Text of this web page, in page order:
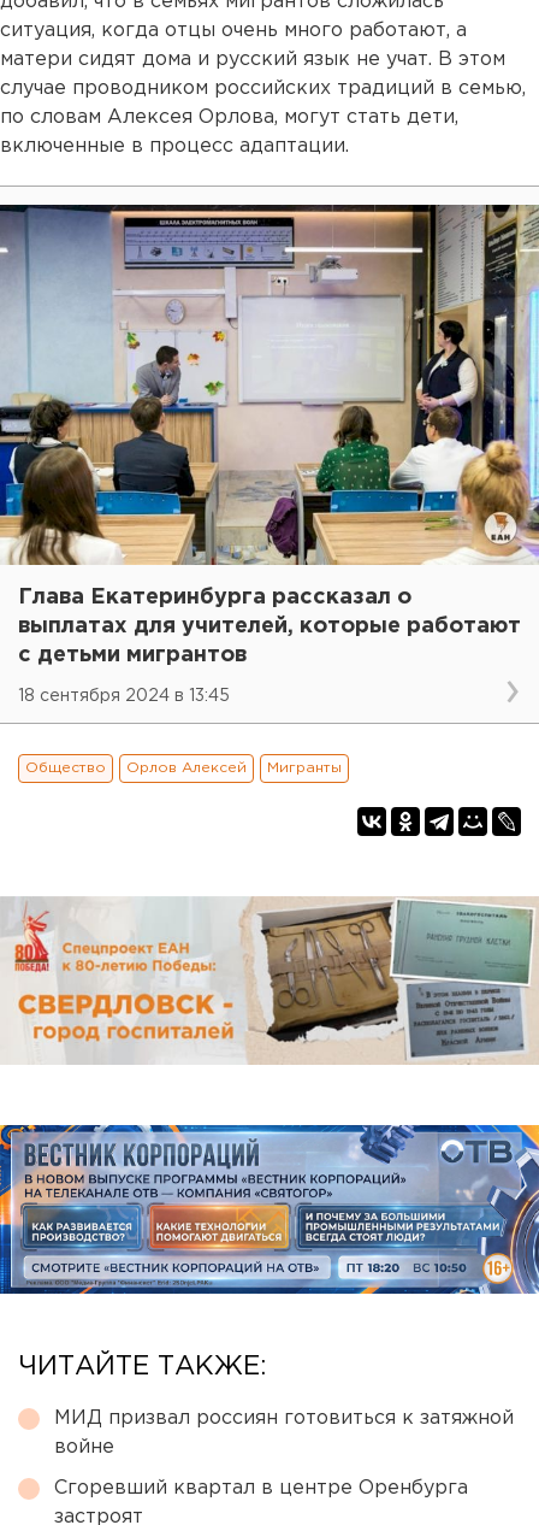
ситуация, когда отцы очень много работают, а
матери сидят дома и русский язык не учат. В этом
случае проводником российских традиций в семью,
по словам Алексея Орлова, могут стать дети,
включенные в процесс адаптации.
Глава Екатеринбурга рассказал о
выплатах для учителей, которые работают
с детьми мигрантов
18 сентября 2024 в 13:45
Общество Орлов Алексей Мигранты
ЧИТАЙТЕ ТАКЖЕ:
МИД призвал россиян готовиться к затяжной
войне
Сгоревший квартал в центре Оренбурга
застроят